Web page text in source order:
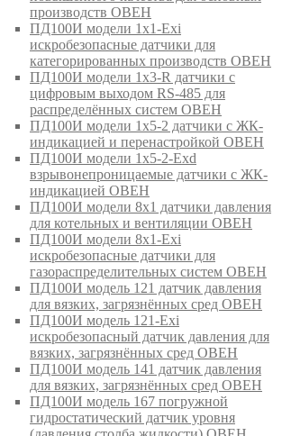
производств ОВЕН
ПД100И модели 1х1-Exi
искробезопасные датчики для
категорированных производств ОВЕН
ПД100И модели 1х3-R датчики с
цифровым выходом RS-485 для
распределённых систем ОВЕН
ПД100И модели 1х5-2 датчики с ЖК-
индикацией и перенастройкой ОВЕН
ПД100И модели 1х5-2-Exd
взрывонепроницаемые датчики с ЖК-
индикацией ОВЕН
ПД100И модели 8х1 датчики давления
для котельных и вентиляции ОВЕН
ПД100И модели 8х1-Exi
искробезопасные датчики для
газораспределительных систем ОВЕН
ПД100И модель 121 датчик давления
для вязких, загрязнённых сред ОВЕН
ПД100И модель 121-Exi
искробезопасный датчик давления для
вязких, загрязнённых сред ОВЕН
ПД100И модель 141 датчик давления
для вязких, загрязнённых сред ОВЕН
ПД100И модель 167 погружной
гидростатический датчик уровня